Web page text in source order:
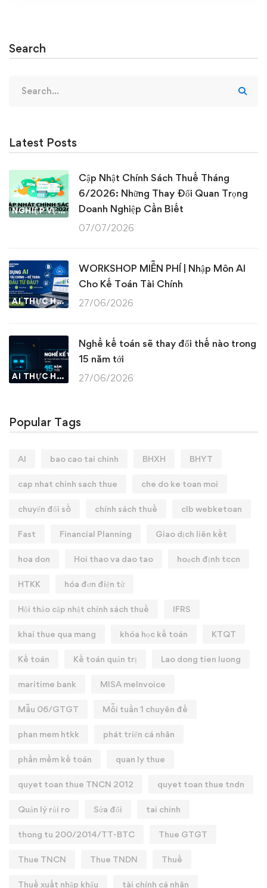
Search
for:
Latest Posts
NGHIỆP VỤ KẾ TOÁN & THUẾ
Cập Nhật Chính Sách Thuế Tháng
6/2026: Những Thay Đổi Quan Trọng
Doanh Nghiệp Cần Biết
07/07/2026
AI THỰC HÀNH
WORKSHOP MIỄN PHÍ | Nhập Môn AI
Cho Kế Toán Tài Chính
27/06/2026
AI THỰC HÀNH
Nghề kế toán sẽ thay đổi thế nào trong
15 năm tới
27/06/2026
Popular Tags
AI bao cao tai chinh BHXH BHYT
cap nhat chinh sach thue che do ke toan moi
chuyển đổi số chính sách thuế clb webketoan
Fast Financial Planning Giao dịch liên kết
hoa don Hoi thao va dao tao hoạch định tccn
HTKK hóa đơn điện tử
Hội thảo cập nhật chính sách thuế IFRS
khai thue qua mang khóa học kế toán KTQT
Kế toán Kế toán quản trị Lao dong tien luong
maritime bank MISA meInvoice
Mẫu 06/GTGT Mỗi tuần 1 chuyên đề
phan mem htkk phát triển cá nhân
phần mềm kế toán quan ly thue
quyet toan thue TNCN 2012 quyet toan thue tndn
Quản lý rủi ro Sửa đổi tai chinh
thong tu 200/2014/TT-BTC Thue GTGT
Thue TNCN Thue TNDN Thuế
Thuế xuất nhập khẩu tài chính cá nhân